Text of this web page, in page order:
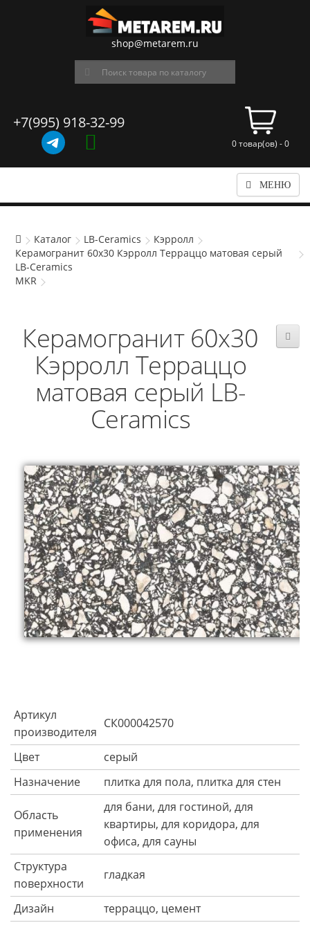
shop@metarem.ru
+7(995) 918-32-99
0 товар(ов) - 0
МЕНЮ
Каталог LB-Ceramics
Кэрролл
Керамогранит 60x30 Кэрролл Терраццо матовая серый
LB-Ceramics
MKR
Керамогранит 60x30
Кэрролл Терраццо
матовая серый LB-
Ceramics
Артикул
производителя
СК000042570
Цвет
серый
Назначение
плитка для пола, плитка для стен
Область
применения
для бани, для гостиной, для
квартиры, для коридора, для
офиса, для сауны
Структура
поверхности
гладкая
Дизайн
терраццо, цемент